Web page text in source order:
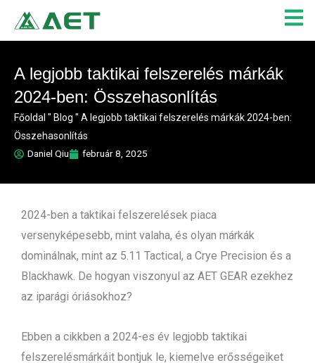
content
A legjobb taktikai felszerelés márkák
2024-ben: Összehasonlítás
Főoldal " Blog " A legjobb taktikai felszerelés márkák 2024-ben:
Összehasonlítás
Daniel Qiu
február 8, 2025
2024-ben a taktikai felszerelések piaca
versenyképesebb, mint valaha, és olyan márkák
dominálnak, mint az 5.11 Tactical, a Crye Precision és a
Blackhawk. De hogyan viszonyul az AET GEAR ezekhez
az iparági óriásokhoz?
Ebben a cikkben a 2024-es év legjobb taktikai
felszerelésmárkáit bontjuk le, kiemelve erősségeiket